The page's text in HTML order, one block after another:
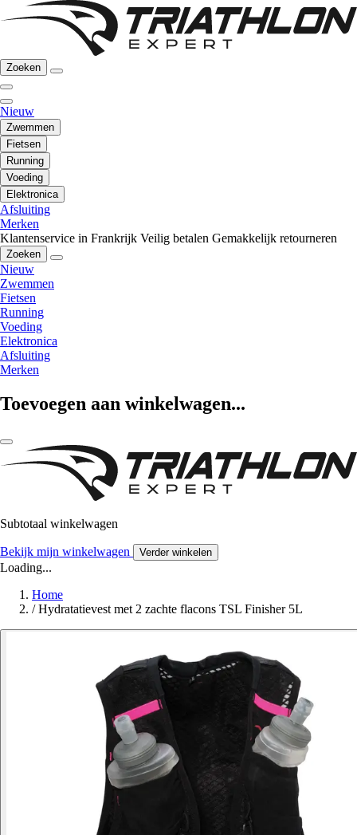
Zoeken
Nieuw
Zwemmen
Fietsen
Running
Voeding
Elektronica
Afsluiting
Merken
Klantenservice in Frankrijk Veilig betalen Gemakkelijk retourneren
Zoeken
Nieuw
Zwemmen
Fietsen
Running
Voeding
Elektronica
Afsluiting
Merken
Toevoegen aan winkelwagen...
Subtotaal winkelwagen
Bekijk mijn winkelwagen Verder winkelen
Loading...
Home
/ Hydratatievest met 2 zachte flacons TSL Finisher 5L